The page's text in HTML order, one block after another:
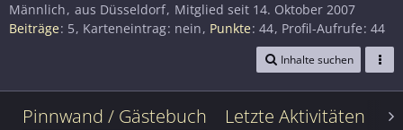
Männlich aus Düsseldorf Mitglied seit 14. Oktober 2007
Beiträge 5 Karteneintrag nein Punkte 44 Profil-Aufrufe 44
Inhalte suchen
Pinnwand / Gästebuch Letzte Aktivitäten